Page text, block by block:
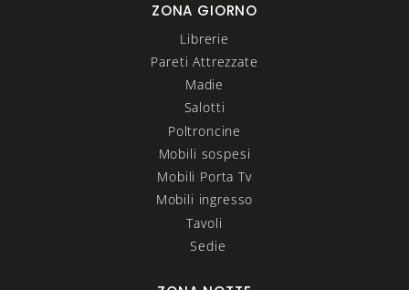
ZONA GIORNO
Librerie
Pareti Attrezzate
Madie
Salotti
Poltroncine
Mobili sospesi
Mobili Porta Tv
Mobili ingresso
Tavoli
Sedie